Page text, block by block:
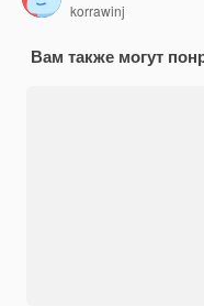
korrawinj
Вам также могут